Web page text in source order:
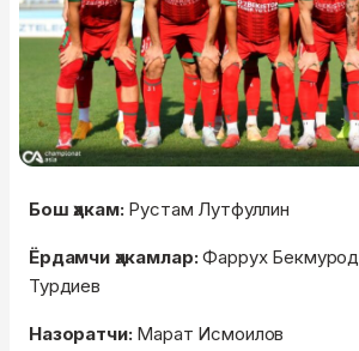
Бош ҳакам:Рустам Лутфуллин
Ёрдамчи ҳакамлар:Фаррух
Турдиев
Назоратчи: Марат Исмоилов